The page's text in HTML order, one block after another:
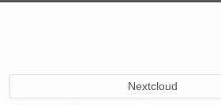
Nextcloud